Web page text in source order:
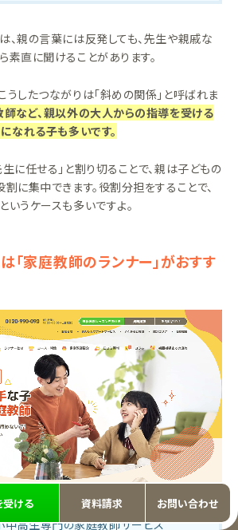
、親の言葉には反発しても、先生や親戚な
素直に聞けることがあります。
したつながりは「斜めの関係」と呼ばれま
など、親以外の大人からの指導を受ける
なれる子も多いです。
に任せる」と割り切ることで、親は子どもの
に集中できます。役割分担をすることで、
うケースも多いですよ。
「家庭教師のランナー」がおすす
中高生専門の家庭教師サービス
受ける 資料請求 お問い合わせ